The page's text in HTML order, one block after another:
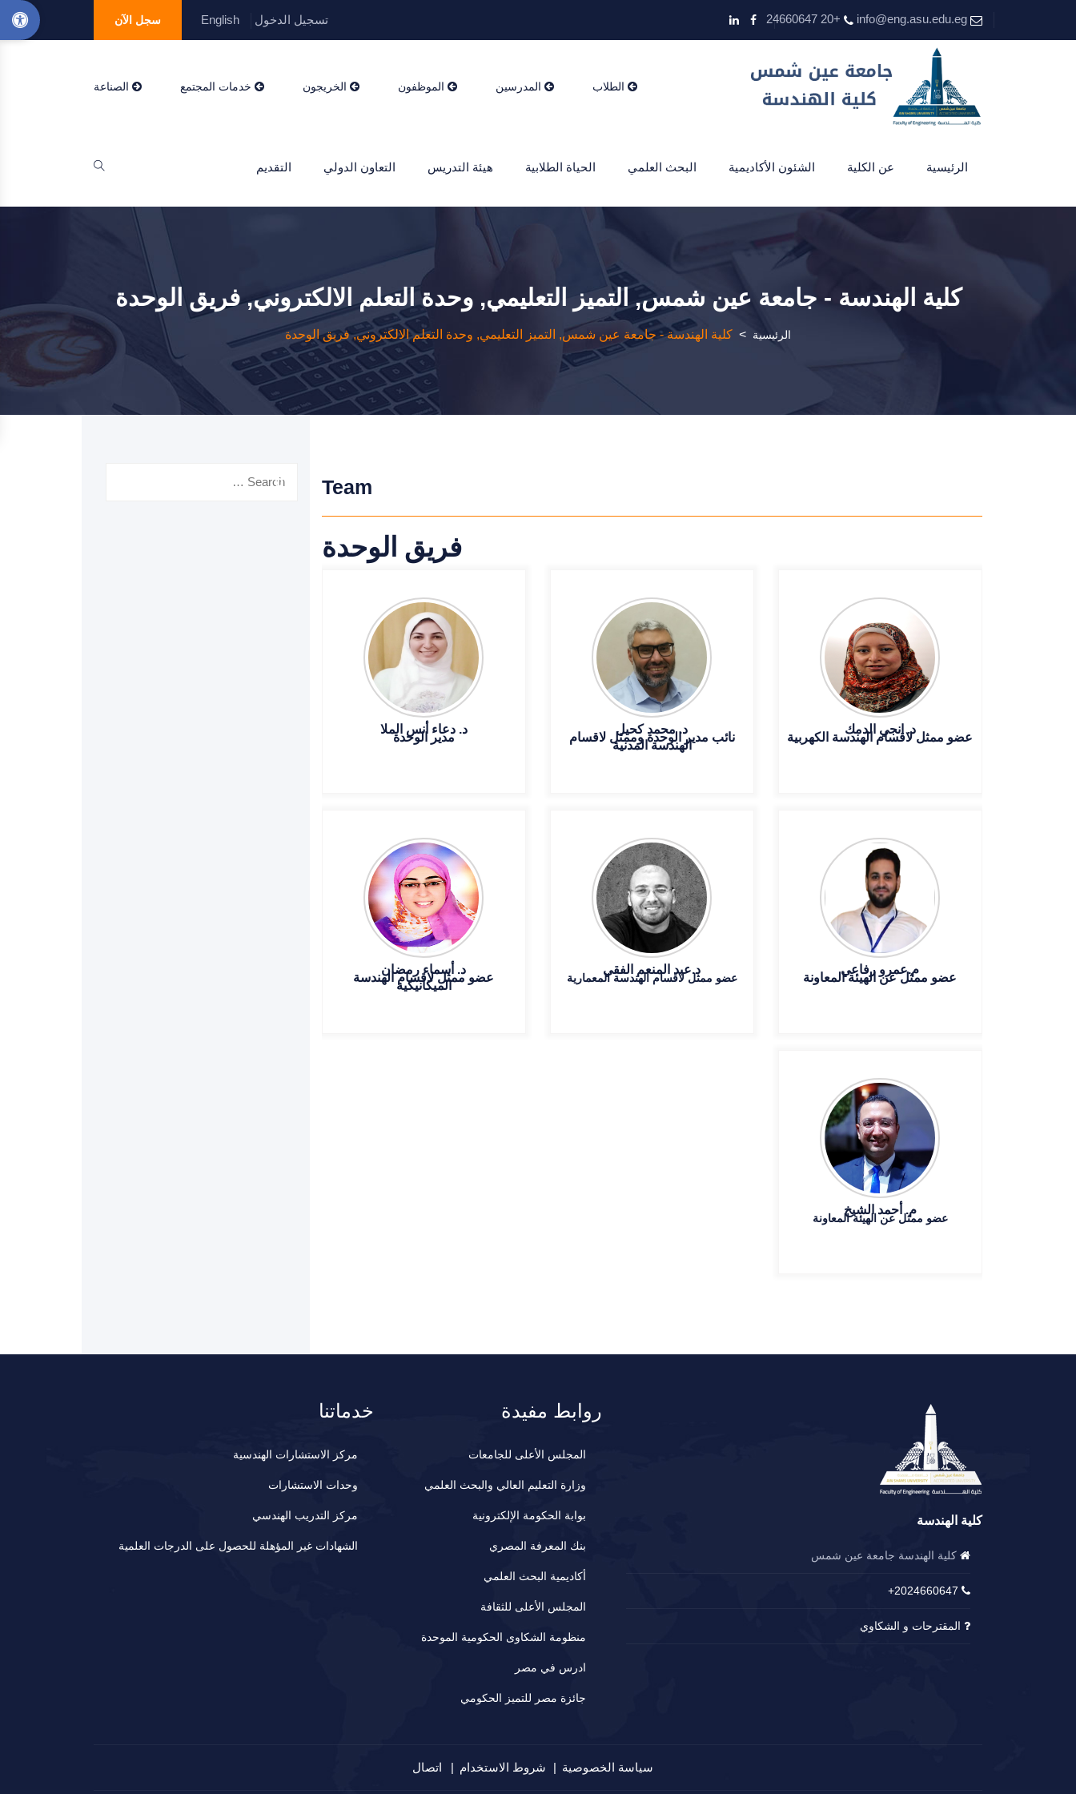
info@eng.asu.edu.eg
+20 24660647 تسجيل الدخول English سجل الآن
الطلاب المدرسين الموظفون الخريجون خدمات المجتمع الصناعة
الرئيسية عن الكلية الشئون الأكاديمية البحث العلمي الحياة الطلابية هيئة التدريس التعاون الدولي التقديم
كلية الهندسة - جامعة عين شمس, التميز التعليمي, وحدة التعلم الالكتروني, فريق الوحدة
الرئيسية > كلية الهندسة - جامعة عين شمس, التميز التعليمي, وحدة التعلم الالكتروني, فريق الوحدة
Team
فريق الوحدة
د. دعاء أنس الملا
مدير الوحدة
د. محمد كحيل
نائب مدير الوحدة وممثل لاقسام
الهندسة المدنية
د. انجي الدمك
عضو ممثل لاقسام الهندسة الكهربية
د. أسماء رمضان
عضو ممثل لاقسام الهندسة
الميكانيكية
د.عبد المنعم الفقي
عضو ممثل لاقسام الهندسة المعمارية
م.عمرو رفاعي
عضو ممثل عن الهيئة المعاونة
م. أحمد الشيخ
عضو ممثل عن الهيئة المعاونة
كلية الهندسة
كلية الهندسة جامعة عين شمس
2024660647+
المقترحات و الشكاوي
روابط مفيدة
المجلس الأعلى للجامعات
وزارة التعليم العالي والبحث العلمي
بوابة الحكومة الإلكترونية
بنك المعرفة المصري
أكاديمية البحث العلمي
المجلس الأعلى للثقافة
منظومة الشكاوى الحكومية الموحدة
ادرس في مصر
جائزة مصر للتميز الحكومي
خدماتنا
مركز الاستشارات الهندسية
وحدات الاستشارات
مركز التدريب الهندسي
الشهادات غير المؤهلة للحصول على الدرجات العلمية
سياسة الخصوصية شروط الاستخدام اتصال